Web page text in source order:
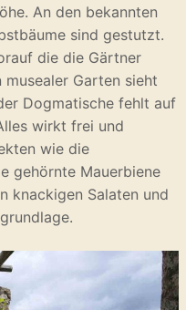
An den bekannten
sind gestutzt.
die die Gärtner
Garten sieht
Dogmatische fehlt auf
wirkt frei und
wie die
gehörnte Mauerbiene
knackigen Salaten und